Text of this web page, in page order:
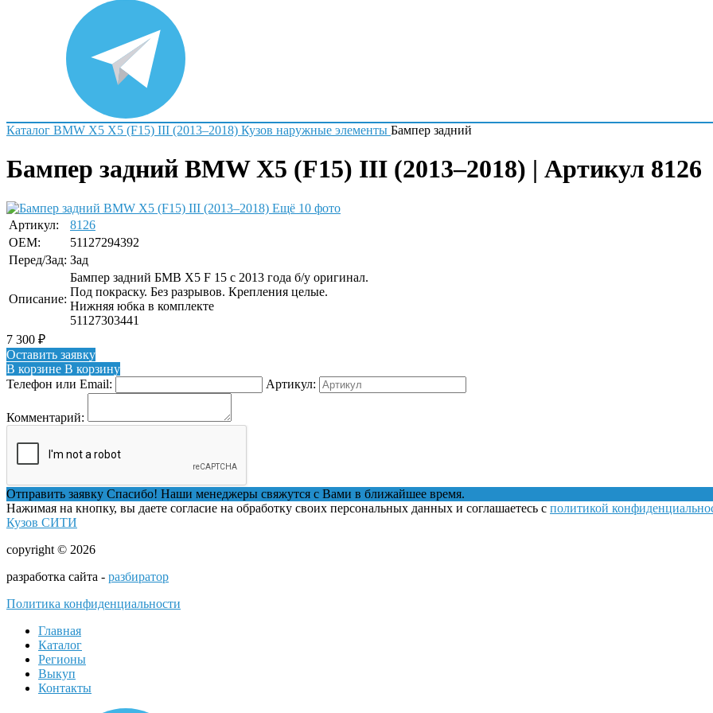
Каталог BMW X5 X5 (F15) III (2013–2018) Кузов наружные элементы Бампер задний
Бампер задний BMW X5 (F15) III (2013–2018) | Артикул 8126
Ещё 10 фото
Артикул:
8126
OEM:
51127294392
Перед/Зад: Зад
Описание:
Бампер задний БМВ Х5 F 15 с 2013 года б/у оригинал.
Под покраску. Без разрывов. Крепления целые.
Нижняя юбка в комплекте
51127303441
7 300 ₽
Оставить заявку
В корзине В корзину
Телефон или Email:
Артикул:
Комментарий:
Отправить заявку Спасибо! Наши менеджеры свяжутся с Вами в ближайшее время.
Нажимая на кнопку, вы даете согласие на обработку своих персональных данных и соглашаетесь с политикой
Кузов СИТИ
copyright © 2026
разработка сайта - разбиратор
Политика конфиденциальности
Главная
Каталог
Регионы
Выкуп
Контакты